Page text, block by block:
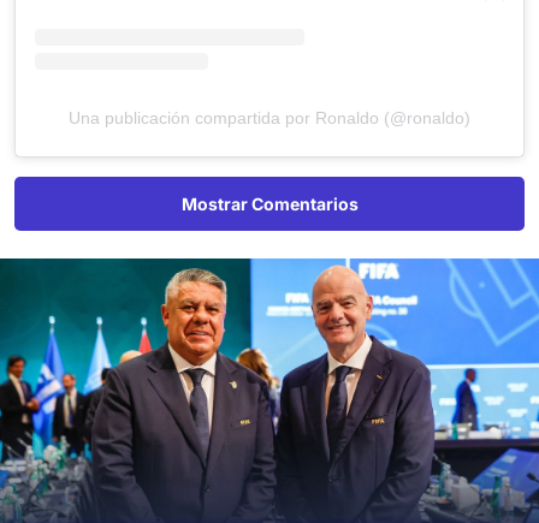
Una publicación compartida por Ronaldo (@ronaldo)
Mostrar Comentarios